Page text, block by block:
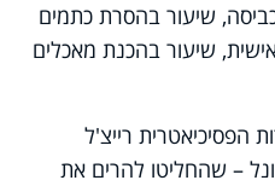
שיעור בהסרת כתמים
שיעור בהכנת מאכלים
הפסיכיאטרית רייצ'ל
– שהחליטו להרים את